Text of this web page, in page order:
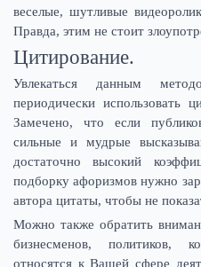
веселые, шутливые
Правда, этим не стоит
Цитирование.
Увлекаться данным
периодически использовать
Замечено, что если
сильные и мудрые
достаточно высокий
подборку афоризмов нужно
автора цитаты, чтобы не
Можно также обратить
бизнесменов, политиков,
относятся к Вашей сфере